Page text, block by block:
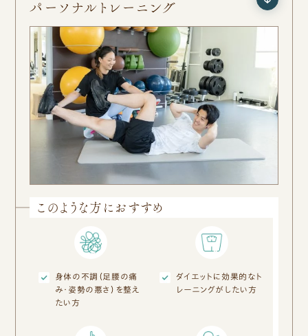
パーソナルトレーニング
このような方におすすめ
身体の不調（足腰の痛
み・姿勢の悪さ）を整え
たい方
ダイエットに効果的なト
レーニングがしたい方